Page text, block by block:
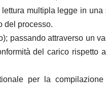
multipla legge in
del processo.
passando attraverso un
del carico rispetto
per la